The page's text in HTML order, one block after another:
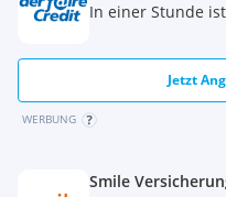
In einer Stunde
Jetzt
WERBUNG
Smile